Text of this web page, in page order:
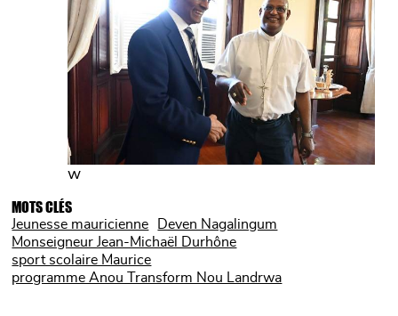
w
MOTS CLÉS
Jeunesse mauricienne
Deven Nagalingum
Monseigneur Jean-Michaël Durhône
sport scolaire Maurice
programme Anou Transform Nou Landrwa